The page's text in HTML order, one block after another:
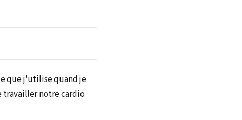
que j'utilise quand je
travailler notre cardio